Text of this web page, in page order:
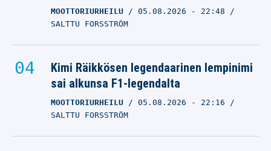
MOOTTORIURHEILU 05.08.2026 - 22:48
SALTTU FORSSTRÖM
Kimi Räikkösen legendaarinen lempinimi
sai alkunsa F1-legendalta
MOOTTORIURHEILU 05.08.2026 - 22:16
SALTTU FORSSTRÖM